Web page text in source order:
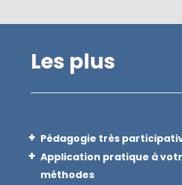
Les plus
Pédagogie très
Application pratique à
méthodes